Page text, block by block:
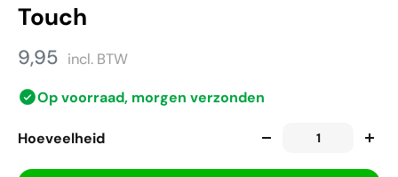
Touch
9,95 incl. BTW
Op voorraad, morgen verzonden
Hoeveelheid